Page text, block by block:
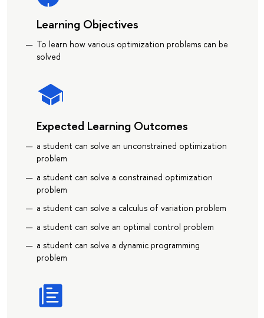
Learning Objectives
To learn how various optimization problems can be
solved
Expected Learning Outcomes
a student can solve an unconstrained optimization
problem
a student can solve a constrained optimization
problem
a student can solve a calculus of variation problem
a student can solve an optimal control problem
a student can solve a dynamic programming
problem